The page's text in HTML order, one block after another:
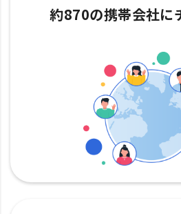
約870の携帯会社に